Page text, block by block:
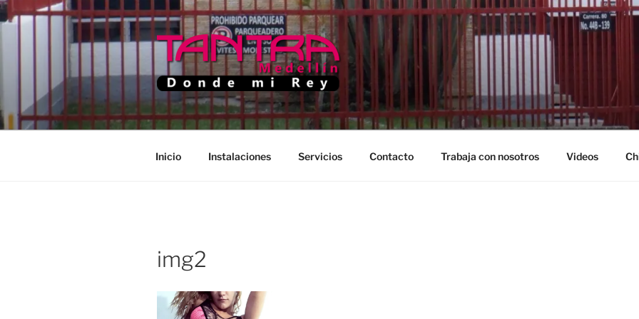
Saltar
al
TANTRA MEDELLIN
Donde Mi Rey
Inicio Instalaciones Servicios Contacto Trabaja con nosotros Videos
img2